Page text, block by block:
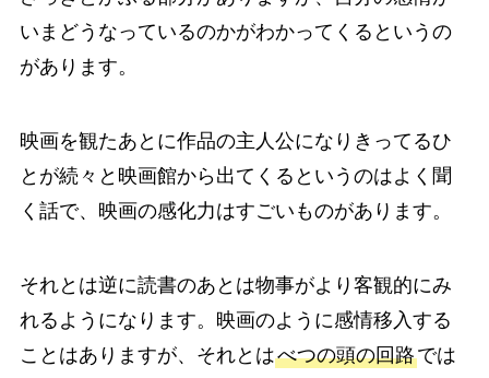
いまどうなっているのかがわかってくるというの
があります。
映画を観たあとに作品の主人公になりきってるひ
とが続々と映画館から出てくるというのはよく聞
く話で、映画の感化力はすごいものがあります。
それとは逆に読書のあとは物事がより客観的にみ
れるようになります。映画のように感情移入する
ことはありますが、それとはべつの頭の回路では